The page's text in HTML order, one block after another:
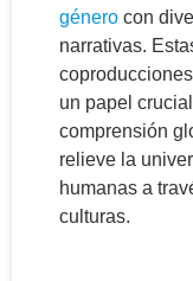
género con
narrativas.
un papel
comprensión
relieve la
humanas a
culturas.